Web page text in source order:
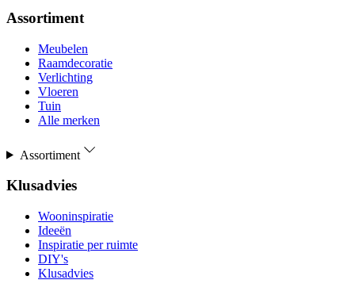
Assortiment
Meubelen
Raamdecoratie
Verlichting
Vloeren
Tuin
Alle merken
Assortiment
Klusadvies
Wooninspiratie
Ideeën
Inspiratie per ruimte
DIY's
Klusadvies